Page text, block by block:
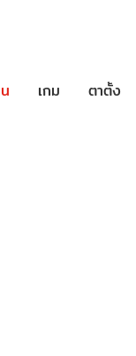
เกม ตาตั้ง